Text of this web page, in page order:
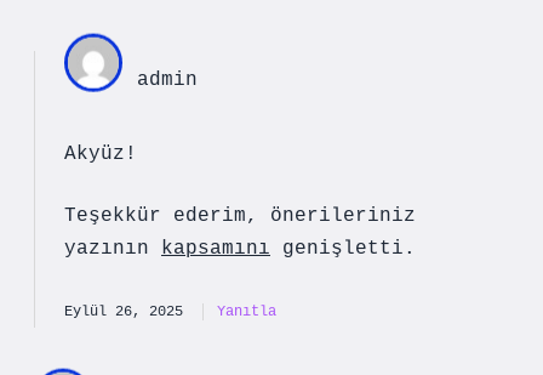
admin
Akyüz!
Teşekkür ederim, önerileriniz
yazının kapsamını genişletti.
Eylül 26, 2025 Yanıtla